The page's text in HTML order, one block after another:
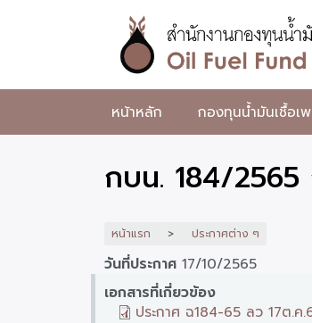
หลัก
สำนักงาน
กองทุน
น้ำมัน
เพลิง
หน้าหลัก กองทุนน้ำมันเชื้อเ
กบน. 184/
หน้าแรก ประกาศต่าง ๆ
วันที่ประกาศ 17/10/2565
เอกสารที่เกี่ยวข้อง
ประกาศ ฉ184-65 ลว 17ต.ค